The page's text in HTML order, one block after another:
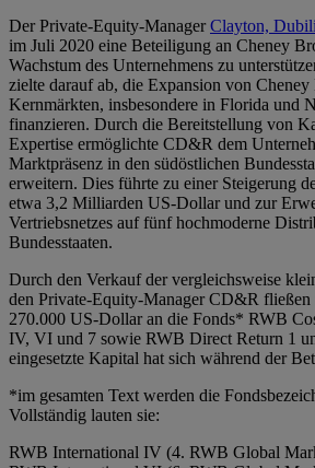
Der Private-Equity-ManagerClayton,
im Juli 2020 eine Beteiligung an Cheney
Wachstum des Unternehmens zu
zielte darauf ab, die Expansion von Cheney
Kernmärkten, insbesondere in Florida und
finanzieren. Durch die Bereitstellung von
Expertise ermöglichte CD&R dem
Marktpräsenz in den südöstlichen
erweitern. Dies führte zu einer Steigerung
etwa 3,2 Milliarden US-Dollar und zur
Vertriebsnetzes auf fünf hochmoderne
Bundesstaaten.
Durch den Verkauf der vergleichsweise
den Private-Equity-Manager CD&R fließen
270.000 US-Dollar an die Fonds* RWB
IV, VI und 7 sowie RWB Direct Return 1
eingesetzte Kapital hat sich während der
*im gesamten Text werden die
Vollständig lauten sie:
RWB International IV (4. RWB Global